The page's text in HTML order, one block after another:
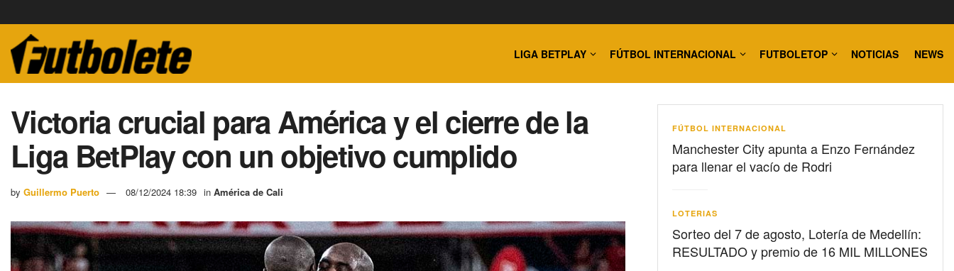
LIGA BETPLAY FÚTBOL INTERNACIONAL FUTBOLETOP NOTICIAS NEWS
Victoria crucial para América y el cierre de la
Liga BetPlay con un objetivo cumplido
by Guillermo Puerto 08/12/2024 18:39 in América de Cali
FÚTBOL INTERNACIONAL
Manchester City apunta a Enzo Fernández
para llenar el vacío de Rodri
LOTERIAS
Sorteo del 7 de agosto, Lotería de Medellín:
RESULTADO y premio de 16 MIL MILLONES